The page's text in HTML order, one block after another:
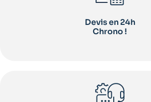
Devis en 24h
Chrono !